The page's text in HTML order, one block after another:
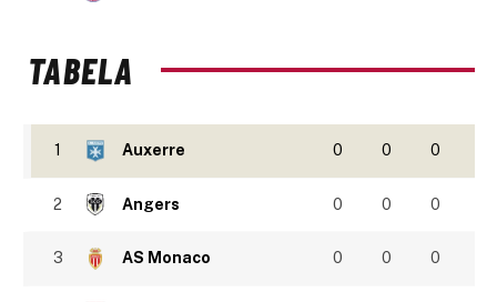
TABELA
1 Auxerre 0 0 0
2 Angers 0 0 0
3 AS Monaco 0 0 0